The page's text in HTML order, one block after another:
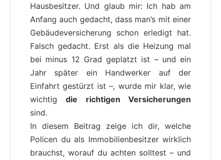
Hausbesitzer. Und glaub mir: Ich hab am
Anfang auch gedacht, dass man’s mit einer
Gebäudeversicherung schon erledigt hat.
Falsch gedacht. Erst als die Heizung mal
bei minus 12 Grad geplatzt ist – und ein
Jahr später ein Handwerker auf der
Einfahrt gestürzt ist –, wurde mir klar, wie
wichtigdie richtigen Versicherungen
sind.
In diesem Beitrag zeige ich dir, welche
Policen du als Immobilienbesitzer wirklich
brauchst, worauf du achten solltest – und